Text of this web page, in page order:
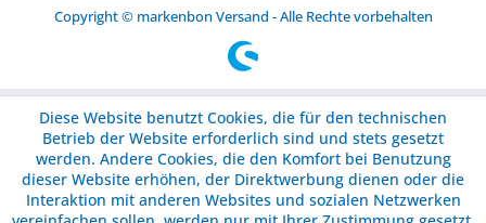
Copyright © markenbon Versand - Alle Rechte vorbehalten
Diese Website benutzt Cookies, die für den technischen
Betrieb der Website erforderlich sind und stets gesetzt
werden. Andere Cookies, die den Komfort bei Benutzung
dieser Website erhöhen, der Direktwerbung dienen oder die
Interaktion mit anderen Websites und sozialen Netzwerken